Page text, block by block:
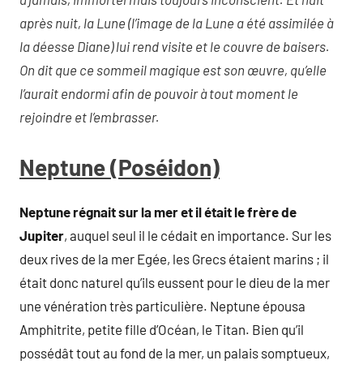
après nuit, la Lune (l’image de la Lune a été assimilée à
la déesse Diane) lui rend visite et le couvre de baisers.
On dit que ce sommeil magique est son œuvre, qu’elle
l’aurait endormi afin de pouvoir à tout moment le
rejoindre et l’embrasser.
Neptune (Poséidon)
Neptune régnait sur la mer et il était le frère de
Jupiter, auquel seul il le cédait en importance. Sur les
deux rives de la mer Egée, les Grecs étaient marins ; il
était donc naturel qu’ils eussent pour le dieu de la mer
une vénération très particulière. Neptune épousa
Amphitrite, petite fille d’Océan, le Titan. Bien qu’il
possédât tout au fond de la mer, un palais somptueux,